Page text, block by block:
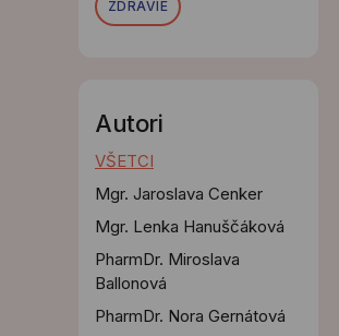
ZDRAVIE
Autori
VŠETCI
Mgr. Jaroslava Cenker
Mgr. Lenka Hanuščáková
PharmDr. Miroslava
Ballonová
PharmDr. Nora Gernátová